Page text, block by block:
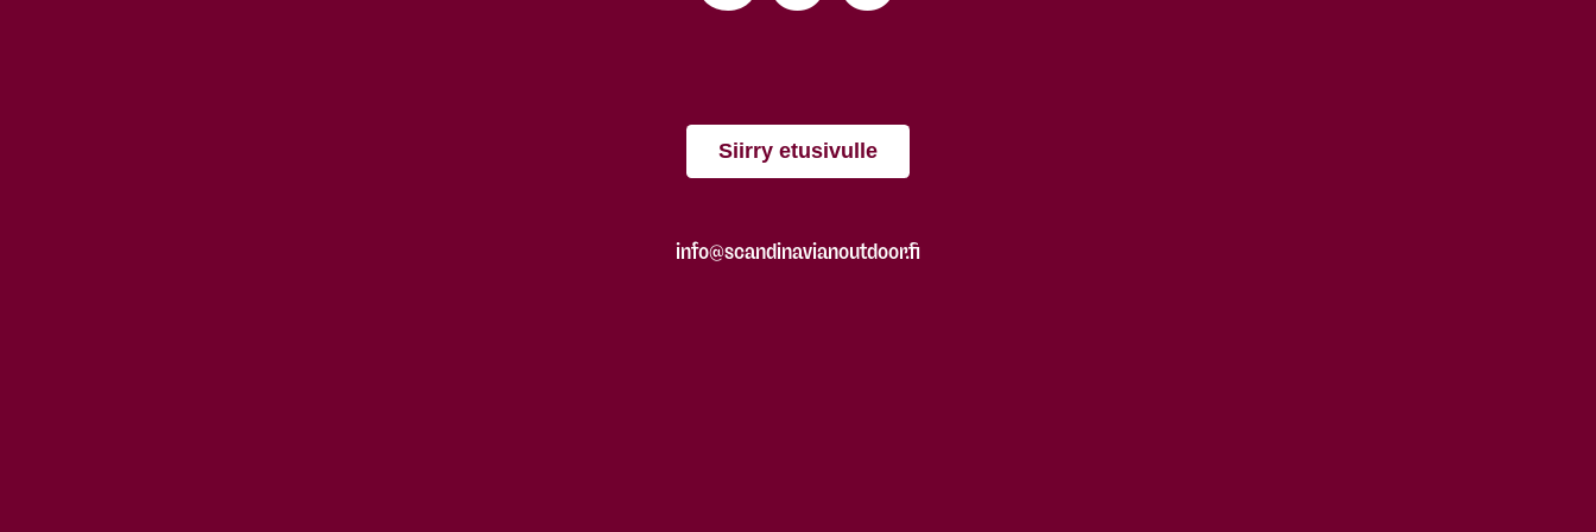
Siirry etusivulle
info@scandinavianoutdoor.fi